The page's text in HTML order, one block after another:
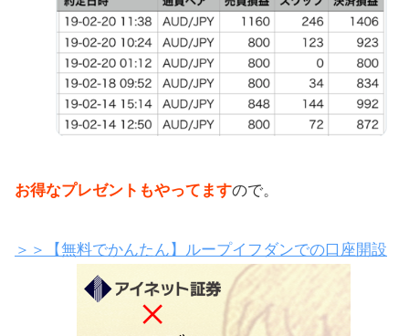
お得なプレゼントもやってますので。
＞＞【無料でかんたん】ループイフダンでの口座開設